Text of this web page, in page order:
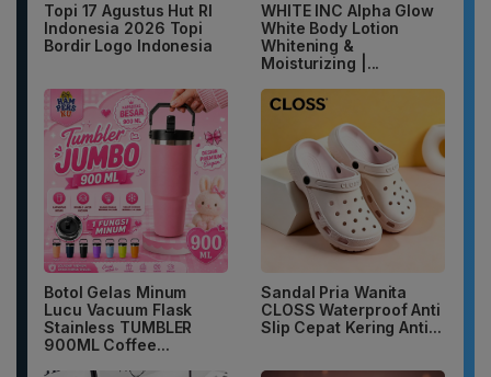
Topi 17 Agustus Hut RI
Indonesia 2026 Topi
Bordir Logo Indonesia
WHITE INC Alpha Glow
White Body Lotion
Whitening &
Moisturizing |...
Botol Gelas Minum
Lucu Vacuum Flask
Stainless TUMBLER
900ML Coffee...
Sandal Pria Wanita
CLOSS Waterproof Anti
Slip Cepat Kering Anti...